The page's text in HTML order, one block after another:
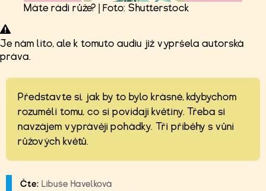
Máte rádi růže? | Foto: Shutterstock
Je nám líto, ale k tomuto audiu již vypršela autorská
práva.
Představte si, jak by to bylo krásné, kdybychom
rozuměli tomu, co si povídají květiny. Třeba si
navzájem vyprávějí pohádky. Tři příběhy s vůní
růžových květů.
Čte: Libuše Havelková